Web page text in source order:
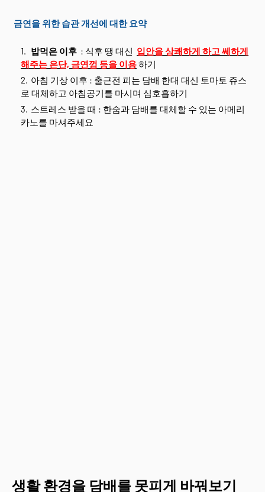
금연을 위한 습관 개선에 대한 요약
밥먹은 이후 : 식후 땡 대신 입안을 상쾌하게 하고 쎄하게
해주는 은단, 금연껌 등을 이용하기
아침 기상 이후 : 출근전 피는 담배 한대 대신 토마토 쥬스
로 대체하고 아침공기를 마시며 심호흡하기
스트레스 받을 때 : 한숨과 담배를 대체할 수 있는 아메리
카노를 마셔주세요
생활 환경을 담배를 못피게 바꿔보기